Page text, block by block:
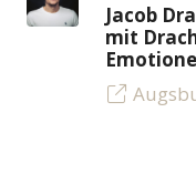
Jacob
mit